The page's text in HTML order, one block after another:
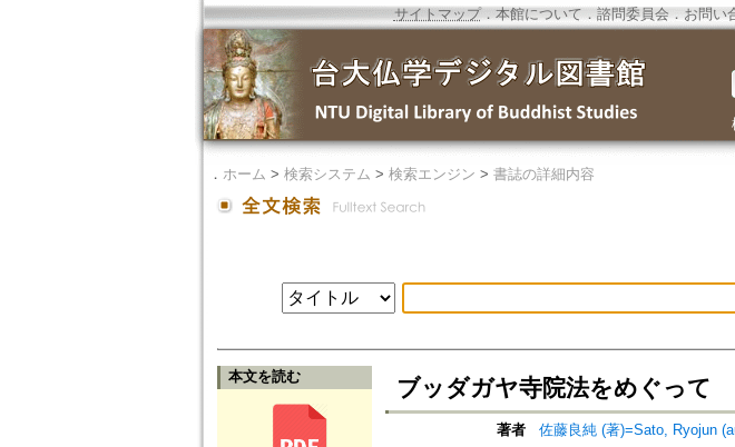
サイトマップ．本館について ． 諮問委員会． お問い
． ホーム > 検索システム > 検索エンジン > 書誌の詳細内容
本文を読む ブッダガヤ寺院法をめぐって
著者
佐藤良純 (著)=Sato, Ryojun